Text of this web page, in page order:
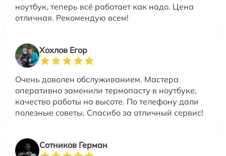
ноутбук, теперь всё работает как надо. Цена
отличная. Рекомендую всем!
Хохлов Егор
Очень доволен обслуживанием. Мастера
оперативно заменили термопасту в ноутбуке,
качество работы на высоте. По телефону дали
полезные советы. Спасибо за отличный сервис!
Сотников Герман